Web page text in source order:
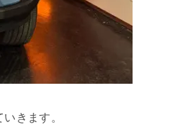
きます。